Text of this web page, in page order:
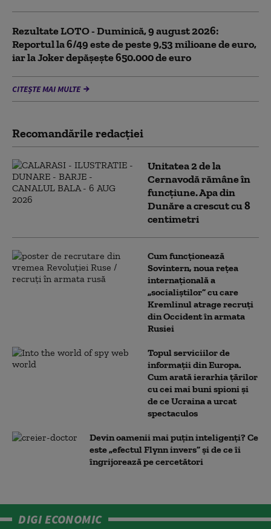
Rezultate LOTO - Duminică, 9 august 2026:
Reportul la 6/49 este de peste 9,53 milioane de euro,
iar la Joker depășește 650.000 de euro
CITEȘTE MAI MULTE
Recomandările redacţiei
Unitatea 2 de la
Cernavodă rămâne în
funcțiune. Apa din
Dunăre a crescut cu 8
centimetri
Cum funcționează
Sovintern, noua rețea
internațională a
„socialiștilor” cu care
Kremlinul atrage recruți
din Occident în armata
Rusiei
Topul serviciilor de
informații din Europa.
Cum arată ierarhia țărilor
cu cei mai buni spioni și
de ce Ucraina a urcat
spectaculos
Devin oamenii mai puțin inteligenți? Ce
este „efectul Flynn invers” și de ce îi
îngrijorează pe cercetători
DIGI ECONOMIC